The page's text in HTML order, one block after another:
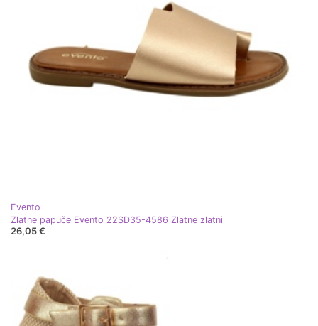
Evento
Zlatne papuče Evento 22SD35-4586 Zlatne zlatni
26,05 €